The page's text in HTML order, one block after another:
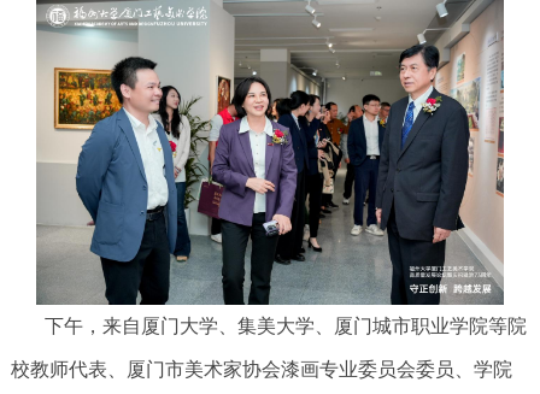
下午，来自厦门大学、集美大学、厦门城市职业学院等院
校教师代表、厦门市美术家协会漆画专业委员会委员、学院